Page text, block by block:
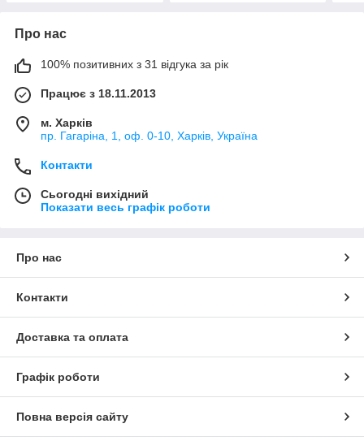
Про нас
100% позитивних з 31 відгука за рік
Працює з 18.11.2013
м. Харків
пр. Гагаріна, 1, оф. 0-10, Харків, Україна
Контакти
Сьогодні вихідний
Показати весь графік роботи
Про нас
Контакти
Доставка та оплата
Графік роботи
Повна версія сайту